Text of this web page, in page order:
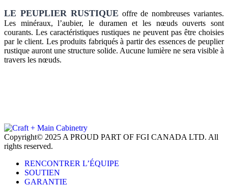
LE PEUPLIER RUSTIQUE offre de nombreuses variantes.
Les minéraux, l’aubier, le duramen et les nœuds ouverts sont
courants. Les caractéristiques rustiques ne peuvent pas être choisies
par le client. Les produits fabriqués à partir des essences de peuplier
rustique auront une structure solide. Aucune lumière ne sera visible à
travers les nœuds.
Copyright© 2025 A PROUD PART OF FGI CANADA LTD. All
rights reserved.
RENCONTRER L’ÉQUIPE
SOUTIEN
GARANTIE